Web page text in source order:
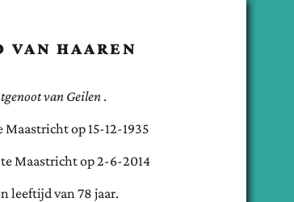
VAN HAAREN
van Geilen .
Maastrichtop 15-12-1935
Maastrichtop2-6-2014
leeftijd van 78 jaar.